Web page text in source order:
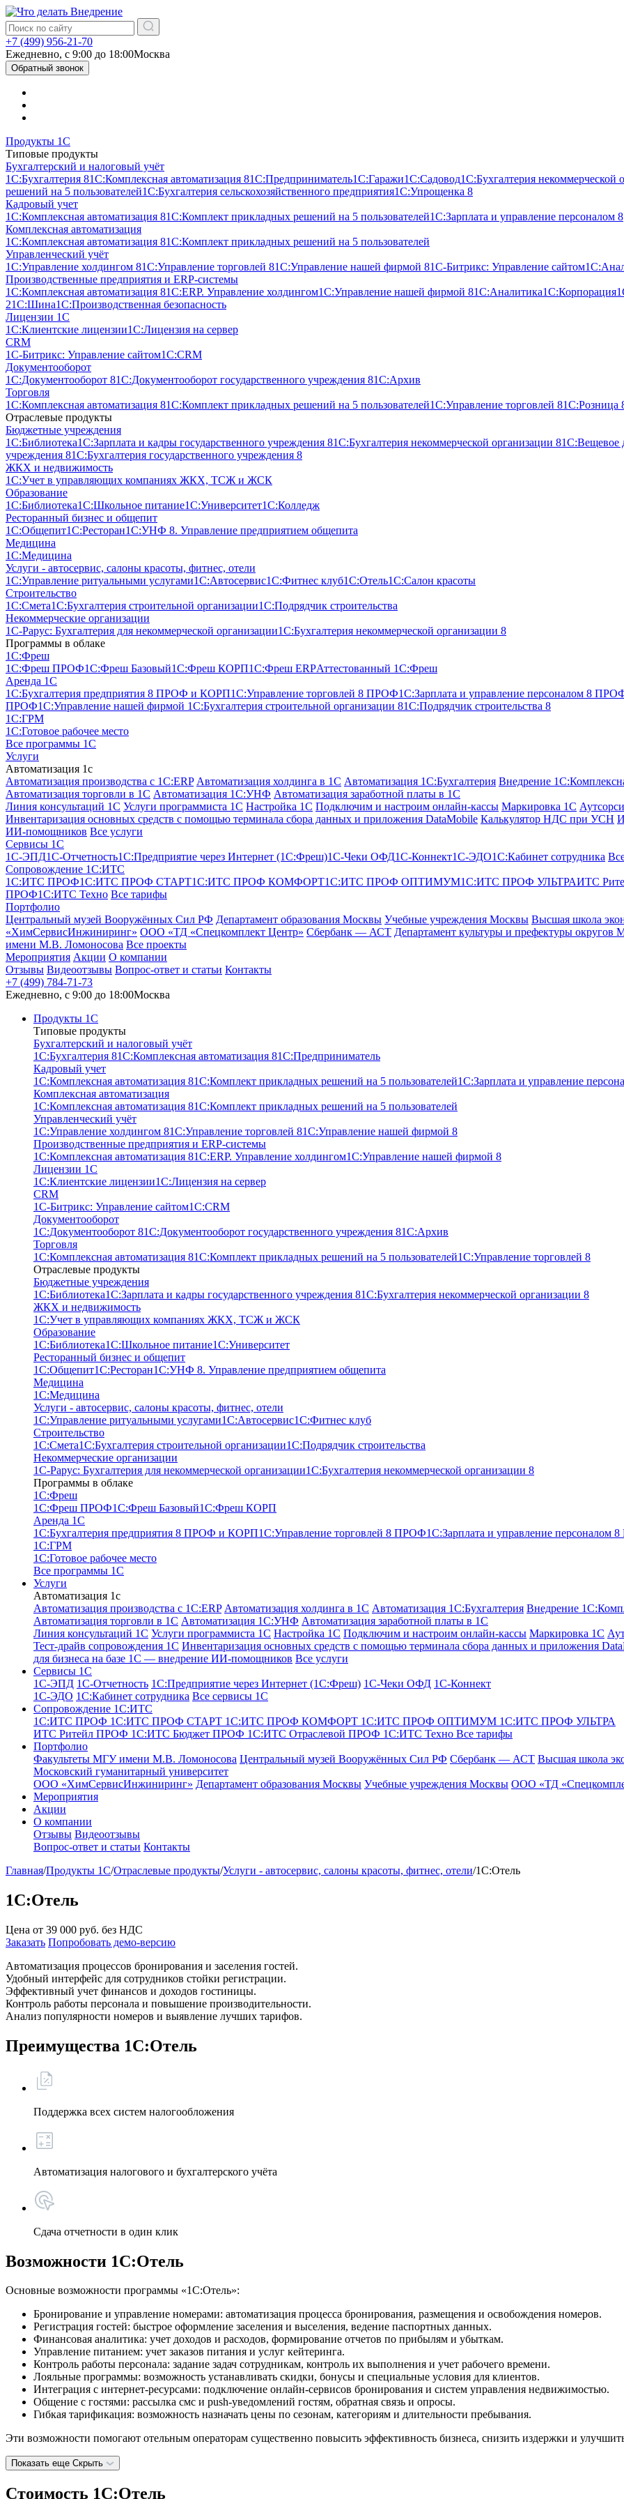
+7 (499) 956-21-70
Ежедневно, c 9:00 до 18:00Москва
Обратный звонок
Продукты 1С
Типовые продукты
Бухгалтерский и налоговый учёт
1С:Бухгалтерия 81С:Комплексная автоматизация 81С:Предприниматель1С:Гаражи1С:Садовод1С:Бухгалтерия некоммерческой
решений на 5 пользователей1С:Бухгалтерия сельскохозяйственного предприятия1С:Упрощенка 8
Кадровый учет
1С:Комплексная автоматизация 81С:Комплект прикладных решений на 5 пользователей1С:Зарплата и управление персоналом 8
Комплексная автоматизация
1С:Комплексная автоматизация 81С:Комплект прикладных решений на 5 пользователей
Управленческий учёт
1С:Управление холдингом 81С:Управление торговлей 81С:Управление нашей фирмой 81С-Битрикс: Управление сайтом
Производственные предприятия и ERP-системы
1С:Комплексная автоматизация 81С:ERP. Управление холдингом1С:Управление нашей фирмой 81С:Аналитика1С:Корпорация
21С:Шина1С:Производственная безопасность
Лицензии 1С
1С:Клиентские лицензии1С:Лицензия на сервер
CRM
1С-Битрикс: Управление сайтом1С:CRM
Документооборот
1С:Документооборот 81С:Документооборот государственного учреждения 81С:Архив
Торговля
1С:Комплексная автоматизация 81С:Комплект прикладных решений на 5 пользователей1С:Управление торговлей 81С:Розница
Отраслевые продукты
Бюджетные учреждения
1С:Библиотека1С:Зарплата и кадры государственного учреждения 81С:Бухгалтерия некоммерческой организации 81С:Вещевое
учреждения 81С:Бухгалтерия государственного учреждения 8
ЖКХ и недвижимость
1С:Учет в управляющих компаниях ЖКХ, ТСЖ и ЖСК
Образование
1С:Библиотека1С:Школьное питание1С:Университет1С:Колледж
Ресторанный бизнес и общепит
1С:Общепит1С:Ресторан1С:УНФ 8. Управление предприятием общепита
Медицина
1С:Медицина
Услуги - автосервис, cалоны красоты, фитнес, отели
1С:Управление ритуальными услугами1С:Автосервис1С:Фитнес клуб1С:Отель1С:Салон красоты
Строительство
1С:Смета1С:Бухгалтерия строительной организации1С:Подрядчик строительства
Некоммерческие организации
1С-Рарус: Бухгалтерия для некоммерческой организации1С:Бухгалтерия некоммерческой организации 8
Программы в облаке
1C:Фреш
1C:Фреш ПРОФ1C:Фреш Базовый1C:Фреш КОРП1C:Фреш ERPАттестованный 1С:Фреш
Аренда 1С
1С:Бухгалтерия предприятия 8 ПРОФ и КОРП1С:Управление торговлей 8 ПРОФ1С:Зарплата и управление персоналом 8
ПРОФ1С:Управление нашей фирмой 1С:Бухгалтерия строительной организации 81С:Подрядчик строительства 8
1С:ГРМ
1С:Готовое рабочее место
Все программы 1С
Услуги
Автоматизация 1с
Автоматизация производства с 1C:ERP Автоматизация холдинга в 1С Автоматизация 1С:Бухгалтерия Внедрение
Автоматизация торговли в 1С Автоматизация 1С:УНФ Автоматизация заработной платы в 1С
Линия консультаций 1С Услуги программиста 1С Настройка 1С Подключим и настроим онлайн-кассы Маркировка 1С
Инвентаризация основных средств с помощью терминала сбора данных и приложения DataMobile Калькулятор НДС при УСН
ИИ-помощников Все услуги
Сервисы 1С
1С-ЭПД1C-Отчетность1С:Предприятие через Интернет (1С:Фреш)1С-Чеки ОФД1С‑Коннект1С-ЭДО1С:Кабинет сотрудника
Сопровождение 1С:ИТС
1С:ИТС ПРОФ1С:ИТС ПРОФ СТАРТ1С:ИТС ПРОФ КОМФОРТ1С:ИТС ПРОФ ОПТИМУМ1С:ИТС ПРОФ УЛЬТРАИТС
ПРОФ1С:ИТС Техно Все тарифы
Портфолио
Центральный музей Вооружённых Сил РФ Департамент образования Москвы Учебные учреждения Москвы Высшая школа
«ХимСервисИнжиниринг» ООО «ТД «Спецкомплект Центр» Сбербанк — АСТ Департамент культуры и префектуры округов
имени М.В. Ломоносова Все проекты
Мероприятия Акции О компании
Отзывы Видеоотзывы Вопрос-ответ и статьи Контакты
+7 (499) 784-71-73
Ежедневно, c 9:00 до 18:00Москва
Продукты 1С
Типовые продукты
Бухгалтерский и налоговый учёт
1С:Бухгалтерия 81С:Комплексная автоматизация 81С:Предприниматель
Кадровый учет
1С:Комплексная автоматизация 81С:Комплект прикладных решений на 5 пользователей1С:Зарплата и управление
Комплексная автоматизация
1С:Комплексная автоматизация 81С:Комплект прикладных решений на 5 пользователей
Управленческий учёт
1С:Управление холдингом 81С:Управление торговлей 81С:Управление нашей фирмой 8
Производственные предприятия и ERP-системы
1С:Комплексная автоматизация 81С:ERP. Управление холдингом1С:Управление нашей фирмой 8
Лицензии 1С
1С:Клиентские лицензии1С:Лицензия на сервер
CRM
1С-Битрикс: Управление сайтом1С:CRM
Документооборот
1С:Документооборот 81С:Документооборот государственного учреждения 81С:Архив
Торговля
1С:Комплексная автоматизация 81С:Комплект прикладных решений на 5 пользователей1С:Управление торговлей 8
Отраслевые продукты
Бюджетные учреждения
1С:Библиотека1С:Зарплата и кадры государственного учреждения 81С:Бухгалтерия некоммерческой организации 8
ЖКХ и недвижимость
1С:Учет в управляющих компаниях ЖКХ, ТСЖ и ЖСК
Образование
1С:Библиотека1С:Школьное питание1С:Университет
Ресторанный бизнес и общепит
1С:Общепит1С:Ресторан1С:УНФ 8. Управление предприятием общепита
Медицина
1С:Медицина
Услуги - автосервис, cалоны красоты, фитнес, отели
1С:Управление ритуальными услугами1С:Автосервис1С:Фитнес клуб
Строительство
1С:Смета1С:Бухгалтерия строительной организации1С:Подрядчик строительства
Некоммерческие организации
1С-Рарус: Бухгалтерия для некоммерческой организации1С:Бухгалтерия некоммерческой организации 8
Программы в облаке
1C:Фреш
1C:Фреш ПРОФ1C:Фреш Базовый1C:Фреш КОРП
Аренда 1С
1С:Бухгалтерия предприятия 8 ПРОФ и КОРП1С:Управление торговлей 8 ПРОФ1С:Зарплата и управление
1С:ГРМ
1С:Готовое рабочее место
Все программы 1С
Услуги
Автоматизация 1с
Автоматизация производства с 1C:ERP Автоматизация холдинга в 1С Автоматизация 1С:Бухгалтерия Внедрение
Автоматизация торговли в 1С Автоматизация 1С:УНФ Автоматизация заработной платы в 1С
Линия консультаций 1С Услуги программиста 1С Настройка 1С Подключим и настроим онлайн-кассы Маркировка 1С
Тест-драйв сопровождения 1С Инвентаризация основных средств с помощью терминала сбора данных и приложения
для бизнеса на базе 1С — внедрение ИИ-помощников Все услуги
Сервисы 1С
1С-ЭПД 1C-Отчетность 1С:Предприятие через Интернет (1С:Фреш) 1С-Чеки ОФД 1С‑Коннект
1С-ЭДО 1С:Кабинет сотрудника Все сервисы 1С
Сопровождение 1С:ИТС
1С:ИТС ПРОФ 1С:ИТС ПРОФ СТАРТ 1С:ИТС ПРОФ КОМФОРТ 1С:ИТС ПРОФ ОПТИМУМ 1С:ИТС ПРОФ УЛЬТРА
ИТС Ритейл ПРОФ 1С:ИТС Бюджет ПРОФ 1С:ИТС Отраслевой ПРОФ 1С:ИТС Техно Все тарифы
Портфолио
Факультеты МГУ имени М.В. Ломоносова Центральный музей Вооружённых Сил РФ Сбербанк — АСТ Высшая школа
Московский гуманитарный университет
ООО «ХимСервисИнжиниринг» Департамент образования Москвы Учебные учреждения Москвы ООО «ТД
Мероприятия
Акции
О компании
Отзывы Видеоотзывы
Вопрос-ответ и статьи Контакты
Главная/Продукты 1С/Отраслевые продукты/Услуги - автосервис, cалоны красоты, фитнес, отели/1С:Отель
1С:Отель
Цена от 39 000 руб. без НДС
Заказать Попробовать демо-версию
Автоматизация процессов бронирования и заселения гостей.
Удобный интерфейс для сотрудников стойки регистрации.
Эффективный учет финансов и доходов гостиницы.
Контроль работы персонала и повышение производительности.
Анализ популярности номеров и выявление лучших тарифов.
Преимущества 1С:Отель
Поддержка всех систем налогообложения
Автоматизация налогового и бухгалтерского учёта
Сдача отчетности в один клик
Возможности 1С:Отель
Основные возможности программы «1С:Отель»:
Бронирование и управление номерами: автоматизация процесса бронирования, размещения и освобождения номеров.
Регистрация гостей: быстрое оформление заселения и выселения, ведение паспортных данных.
Финансовая аналитика: учет доходов и расходов, формирование отчетов по прибылям и убыткам.
Управление питанием: учет заказов питания и услуг кейтеринга.
Контроль работы персонала: задание задач сотрудникам, контроль их выполнения и учет рабочего времени.
Лояльные программы: возможность устанавливать скидки, бонусы и специальные условия для клиентов.
Интеграция с интернет-ресурсами: подключение онлайн-сервисов бронирования и систем управления недвижимостью.
Общение с гостями: рассылка смс и push-уведомлений гостям, обратная связь и опросы.
Гибкая тарификация: возможность назначать цены по сезонам, категориям и длительности пребывания.
Эти возможности помогают отельным операторам существенно повысить эффективность бизнеса, снизить издержки и
Показать еще Скрыть
Стоимость 1С:Отель